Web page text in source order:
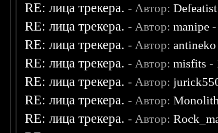
RE: лица трекера. - Автор:Defeatist
RE: лица трекера. - Автор:manipe
RE: лица трекера. - Автор: antineko
RE: лица трекера. - Автор:misfits -
RE: лица трекера. - Автор:
RE: лица трекера. - Автор:
RE: лица трекера. - Автор: